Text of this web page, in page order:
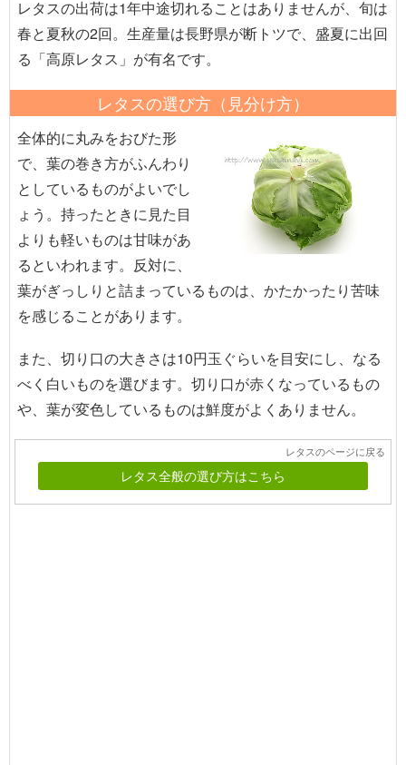
レタスの出荷は1年中途切れることはありませんが、旬は
春と夏秋の2回。生産量は長野県が断トツで、盛夏に出回
る「高原レタス」が有名です。
レタスの選び方（見分け方）
全体的に丸みをおびた形
で、葉の巻き方がふんわり
としているものがよいでし
ょう。持ったときに見た目
よりも軽いものは甘味があ
るといわれます。反対に、
葉がぎっしりと詰まっているものは、かたかったり苦味
を感じることがあります。
また、切り口の大きさは10円玉ぐらいを目安にし、なる
べく白いものを選びます。切り口が赤くなっているもの
や、葉が変色しているものは鮮度がよくありません。
レタスのページに戻る
レタス全般の選び方はこちら